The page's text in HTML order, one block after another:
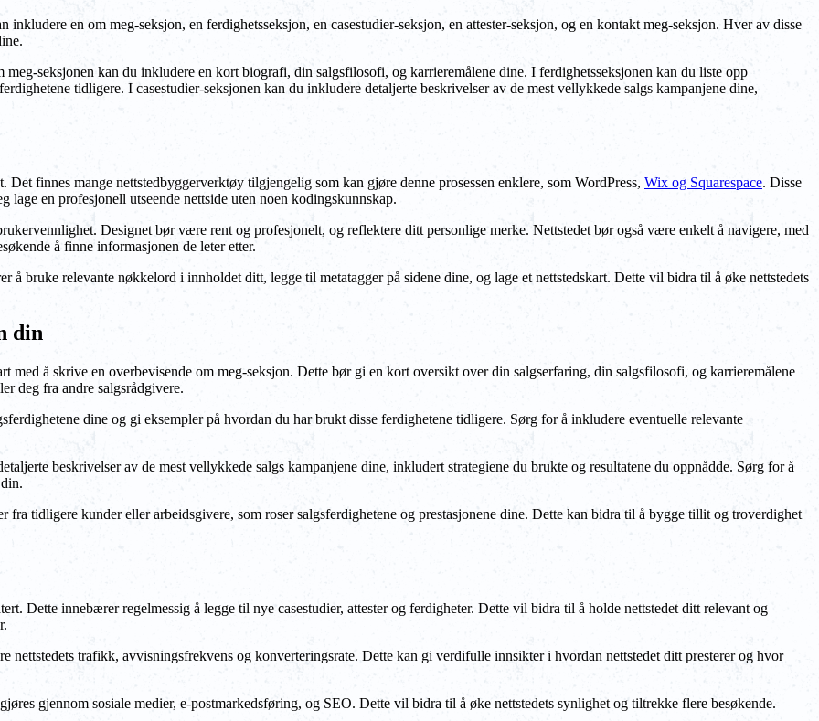
inkludere en om meg-seksjon, en ferdighetsseksjon, en casestudier-seksjon, en attester-seksjon, og en kontakt meg-seksjon. Hver av disse
seksjonen kan du inkludere en kort biografi, din salgsfilosofi, og karrieremålene dine. I ferdighetsseksjonen kan du liste opp
tidligere. I casestudier-seksjonen kan du inkludere detaljerte beskrivelser av de mest vellykkede salgs kampanjene dine,
finnes mange nettstedbyggerverktøy tilgjengelig som kan gjøre denne prosessen enklere, som WordPress, Wix og Squarespace. Disse
en profesjonell utseende nettside uten noen kodingskunnskap.
Designet bør være rent og profesjonelt, og reflektere ditt personlige merke. Nettstedet bør også være enkelt å navigere, med
å finne informasjonen de leter etter.
å bruke relevante nøkkelord i innholdet ditt, legge til metatagger på sidene dine, og lage et nettstedskart. Dette vil bidra til å øke nettstedets
din
med å skrive en overbevisende om meg-seksjon. Dette bør gi en kort oversikt over din salgserfaring, din salgsfilosofi, og karrieremålene
deg fra andre salgsrådgivere.
dine og gi eksempler på hvordan du har brukt disse ferdighetene tidligere. Sørg for å inkludere eventuelle relevante
beskrivelser av de mest vellykkede salgs kampanjene dine, inkludert strategiene du brukte og resultatene du oppnådde. Sørg for å
fra tidligere kunder eller arbeidsgivere, som roser salgsferdighetene og prestasjonene dine. Dette kan bidra til å bygge tillit og troverdighet
Dette innebærer regelmessig å legge til nye casestudier, attester og ferdigheter. Dette vil bidra til å holde nettstedet ditt relevant og
nettstedets trafikk, avvisningsfrekvens og konverteringsrate. Dette kan gi verdifulle innsikter i hvordan nettstedet ditt presterer og hvor
gjennom sosiale medier, e-postmarkedsføring, og SEO. Dette vil bidra til å øke nettstedets synlighet og tiltrekke flere besøkende.